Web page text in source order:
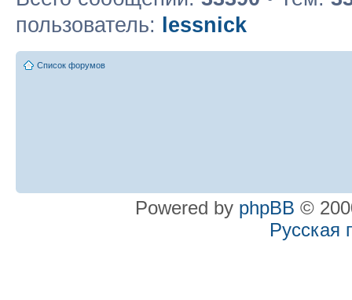
пользователь:
lessnick
Список форумов
Powered by phpBB ©
Русская